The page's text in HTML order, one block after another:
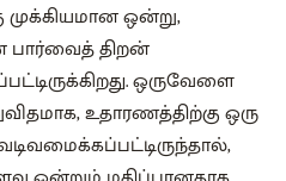
முக்கியமான ஒன்று,
திறன்
ஒருவேளை
உதாரணத்திற்கு ஒரு